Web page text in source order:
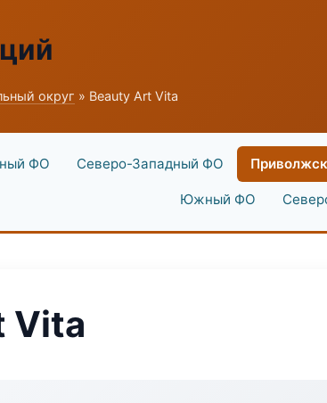
округ » Beauty Art Vita
ФО Северо-Западный ФО
Южный ФО
Vita